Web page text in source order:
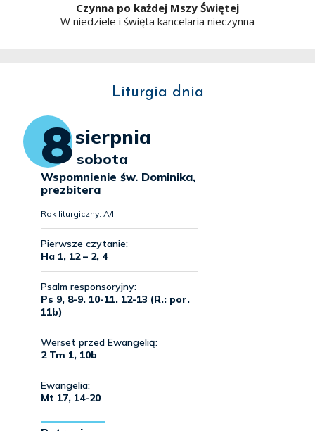
Czynna po każdej Mszy Świętej
W niedziele i święta kancelaria nieczynna
Liturgia dnia